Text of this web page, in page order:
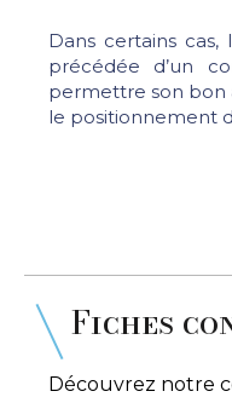
Dans certains
précédée d’un
permettre son bon
le positionnement
Fiches
Découvrez notre